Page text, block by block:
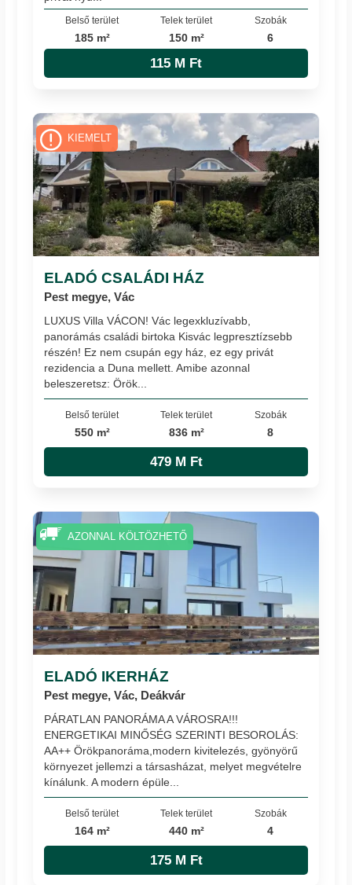
Belső terület
185 m²
Telek terület
150 m²
Szobák
6
115 M Ft
ELADÓ CSALÁDI HÁZ
Pest megye, Vác
LUXUS Villa VÁCON! Vác legexkluzívabb,
panorámás családi birtoka Kisvác legpresztízsebb
részén! Ez nem csupán egy ház, ez egy privát
rezidencia a Duna mellett. Amibe azonnal
beleszeretsz: Örök...
Belső terület
550 m²
Telek terület
836 m²
Szobák
8
479 M Ft
KIEMELT
ELADÓ IKERHÁZ
Pest megye, Vác, Deákvár
PÁRATLAN PANORÁMA A VÁROSRA!!!
ENERGETIKAI MINŐSÉG SZERINTI BESOROLÁS:
AA++ Örökpanoráma,modern kivitelezés, gyönyörű
környezet jellemzi a társasházat, melyet megvételre
kínálunk. A modern épüle...
Belső terület
164 m²
Telek terület
440 m²
Szobák
4
175 M Ft
AZONNAL KÖLTÖZHETŐ